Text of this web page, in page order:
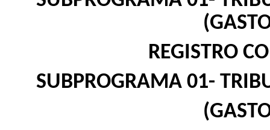
REGISTRO
SUBPROGRAMA 01-